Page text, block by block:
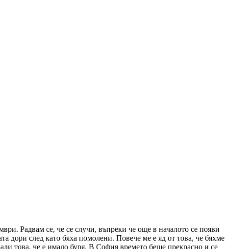
Радвам се, че се случи, въпреки че още в началото се появи
дори след като бяха помолени. Повече ме е яд от това, че бяхме
това, че е имало буря. В София времето беше прекрасно и се